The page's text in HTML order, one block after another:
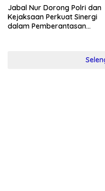
Jabal Nur Dorong Polri dan
Kejaksaan Perkuat Sinergi
dalam Pemberantasan